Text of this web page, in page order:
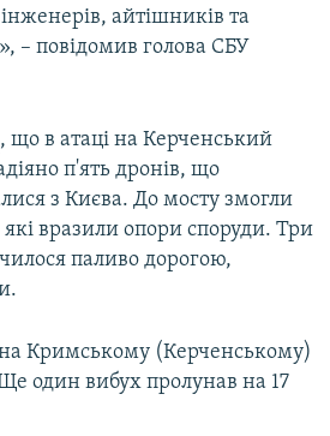
айтішників та
– повідомив голова СБУ
, що в атаці на Керченський
п'ять дронів, що
з Києва. До мосту змогли
які вразили опори споруди. Три
паливо дорогою,
Кримському (Керченському)
один вибух пролунав на 17